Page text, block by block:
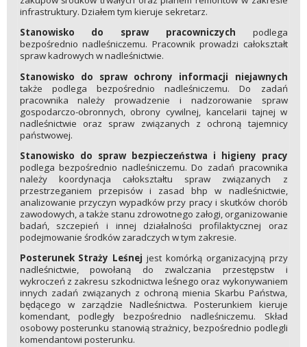
infrastruktury. Działem tym kieruje sekretarz.
Stanowisko do spraw pracowniczych podlega
bezpośrednio nadleśniczemu. Pracownik prowadzi całokształt
spraw kadrowych w nadleśnictwie.
Stanowisko do spraw ochrony informacji niejawnych
także podlega bezpośrednio nadleśniczemu. Do zadań
pracownika należy prowadzenie i nadzorowanie spraw
gospodarczo-obronnych, obrony cywilnej, kancelarii tajnej w
nadleśnictwie oraz spraw związanych z ochroną tajemnicy
państwowej.
Stanowisko do spraw bezpieczeństwa i higieny pracy
podlega bezpośrednio nadleśniczemu. Do zadań pracownika
należy koordynacja całokształtu spraw związanych z
przestrzeganiem przepisów i zasad bhp w nadleśnictwie,
analizowanie przyczyn wypadków przy pracy i skutków chorób
zawodowych, a także stanu zdrowotnego załogi, organizowanie
badań, szczepień i innej działalności profilaktycznej oraz
podejmowanie środków zaradczych w tym zakresie.
Posterunek Straży Leśnej jest komórką organizacyjną przy
nadleśnictwie, powołaną do zwalczania przestępstw i
wykroczeń z zakresu szkodnictwa leśnego oraz wykonywaniem
innych zadań związanych z ochroną mienia Skarbu Państwa,
będącego w zarządzie Nadleśnictwa. Posterunkiem kieruje
komendant, podległy bezpośrednio nadleśniczemu. Skład
osobowy posterunku stanowią strażnicy, bezpośrednio podlegli
komendantowi posterunku.